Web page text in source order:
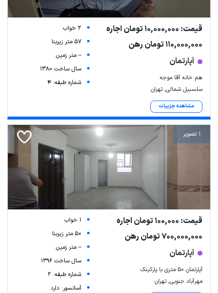
قیمت: 10,000,000 تومان اجاره
110,000,000 تومان رهن
آپارتمان
هم خانه آقا موجه
سلسبیل شمالی, تهران
مشاهده جزییات
2 خواب
57 متر زیربنا
-- متر زمین
سال ساخت 1380
شماره طبقه: 4
1 تصویر
قیمت: 100,000 تومان اجاره
700,000,000 تومان رهن
آپارتمان
آپارتمان ۵۰ متری با پارکینک
مهرآباد جنوبی, تهران
1 خواب
50 متر زیربنا
-- متر زمین
سال ساخت 1396
شماره طبقه: 2
آسانسور: دارد